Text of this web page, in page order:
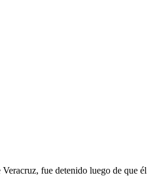
fue detenido luego de que